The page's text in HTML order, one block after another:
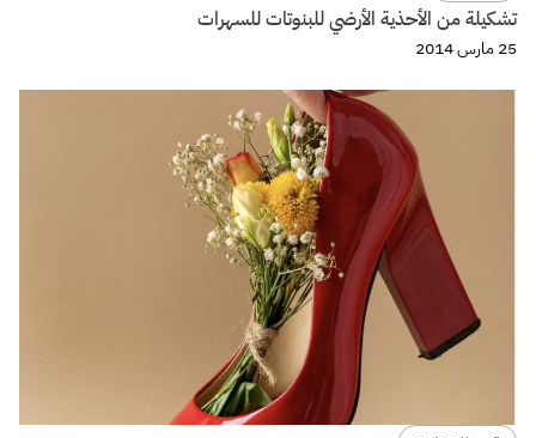
تشكيلة من الأحذية الأرضي للبنوتات للسهرات
25 مارس 2014